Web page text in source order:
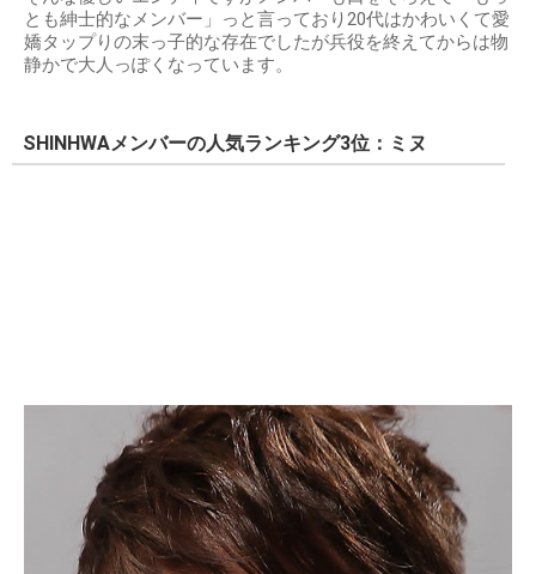
とも紳士的なメンバー」っと言っており20代はかわいくて愛
嬌タップりの末っ子的な存在でしたが兵役を終えてからは物
静かで大人っぽくなっています。
SHINHWAメンバーの人気ランキング3位：ミヌ